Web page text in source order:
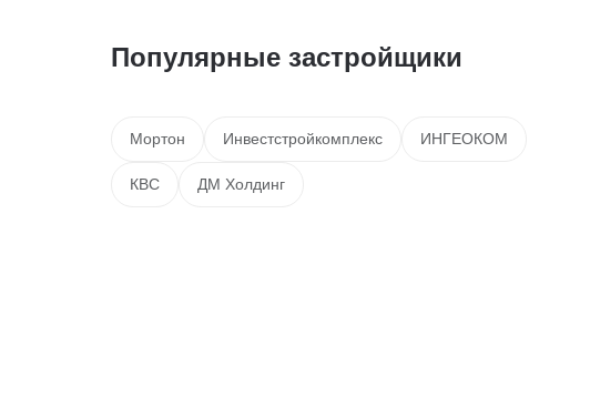
Популярные застройщики
Мортон Инвестстройкомплекс ИНГЕОКОМ
КВС ДМ Холдинг